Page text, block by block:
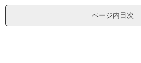
ページ内目次